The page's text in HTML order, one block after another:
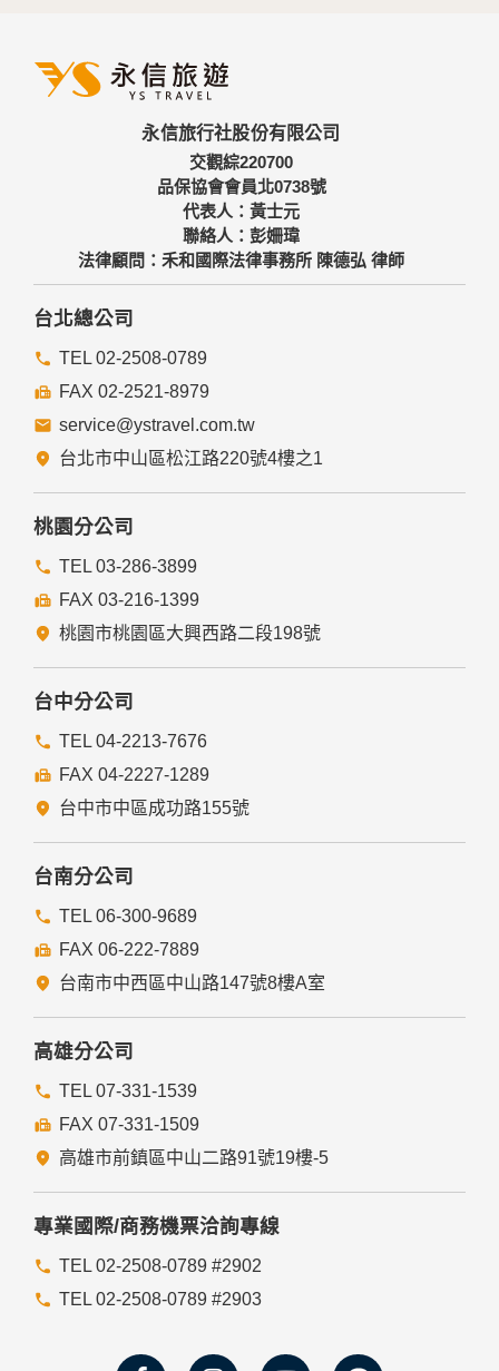
永信旅行社股份有限公司
交觀綜220700
品保協會會員北0738號
代表人：黃士元
聯絡人：彭姍瑋
法律顧問：禾和國際法律事務所 陳德弘 律師
台北總公司
TEL 02-2508-0789
FAX 02-2521-8979
service@ystravel.com.tw
台北市中山區松江路220號4樓之1
桃園分公司
TEL 03-286-3899
FAX 03-216-1399
桃園市桃園區大興西路二段198號
台中分公司
TEL 04-2213-7676
FAX 04-2227-1289
台中市中區成功路155號
台南分公司
TEL 06-300-9689
FAX 06-222-7889
台南市中西區中山路147號8樓A室
高雄分公司
TEL 07-331-1539
FAX 07-331-1509
高雄市前鎮區中山二路91號19樓-5
專業國際/商務機票洽詢專線
TEL 02-2508-0789 #2902
TEL 02-2508-0789 #2903